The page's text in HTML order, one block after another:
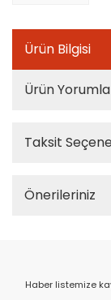
Ürün Bilgisi
Ürün
Taksit
Önerileriniz
Haber listemize